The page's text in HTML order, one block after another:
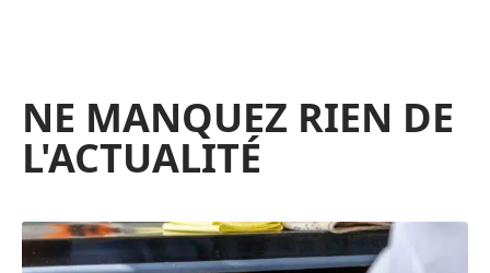
NE MANQUEZ RIEN DE
L'ACTUALITÉ